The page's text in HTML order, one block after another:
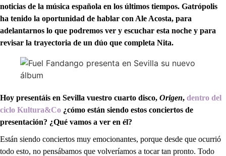
noticias de la música española en los últimos tiempos. Gatrópolis
ha tenido la oportunidad de hablar con Ale Acosta, para
adelantarnos lo que podremos ver y escuchar esta noche y para
revisar la trayectoria de un dúo que completa Nita.
Hoy presentáis en Sevilla vuestro cuarto disco, Origen, dentro del
ciclo Kultura&Co ¿cómo están siendo estos conciertos de
presentación? ¿Qué vamos a ver en él?
Están siendo conciertos muy emocionantes, porque desde que ocurrió
todo esto, no pensábamos que volveríamos a tocar tan pronto. Todo